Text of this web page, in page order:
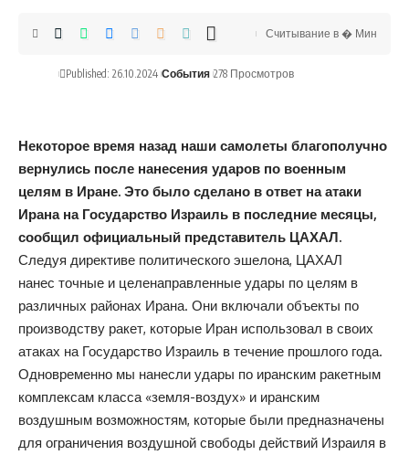
Published: 26.10.2024 События 278 Просмотров
Считывание в � Мин
Некоторое время назад наши самолеты благополучно
вернулись после нанесения ударов по военным
целям в Иране. Это было сделано в ответ на атаки
Ирана на Государство Израиль в последние месяцы,
сообщил официальный представитель ЦАХАЛ.
Следуя директиве политического эшелона, ЦАХАЛ
нанес точные и целенаправленные удары по целям в
различных районах Ирана. Они включали объекты по
производству ракет, которые Иран использовал в своих
атаках на Государство Израиль в течение прошлого года.
Одновременно мы нанесли удары по иранским ракетным
комплексам класса «земля-воздух» и иранским
воздушным возможностям, которые были предназначены
для ограничения воздушной свободы действий Израиля в